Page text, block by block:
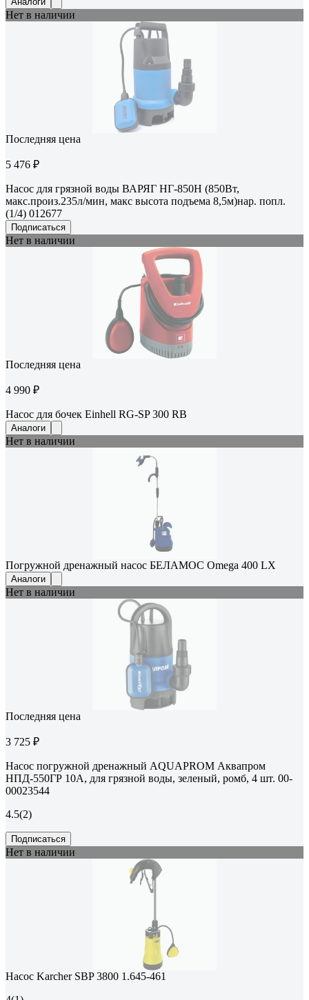
Нет в наличии
Последняя цена
5 476 ₽
Насос для грязной воды ВАРЯГ НГ-850Н (850Вт,
макс.произ.235л/мин, макс высота подъема 8,5м)нар. попл.
(1/4) 012677
Подписаться
Нет в наличии
Последняя цена
4 990 ₽
Насос для бочек Einhell RG-SP 300 RB
Аналоги
Нет в наличии
Погружной дренажный насос БЕЛАМОС Omega 400 LX
Аналоги
Нет в наличии
Последняя цена
3 725 ₽
Насос погружной дренажный AQUAPROM Аквапром
НПД-550ГР 10А, для грязной воды, зеленый, ромб, 4 шт. 00-
00023544
4.5(2)
Подписаться
Нет в наличии
Насос Karcher SBP 3800 1.645-461